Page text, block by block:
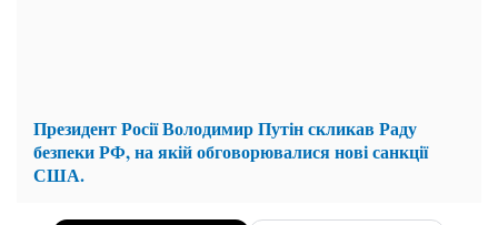
Президент Росії Володимир Путін скликав Раду
безпеки РФ, на якій обговорювалися нові санкції
США.